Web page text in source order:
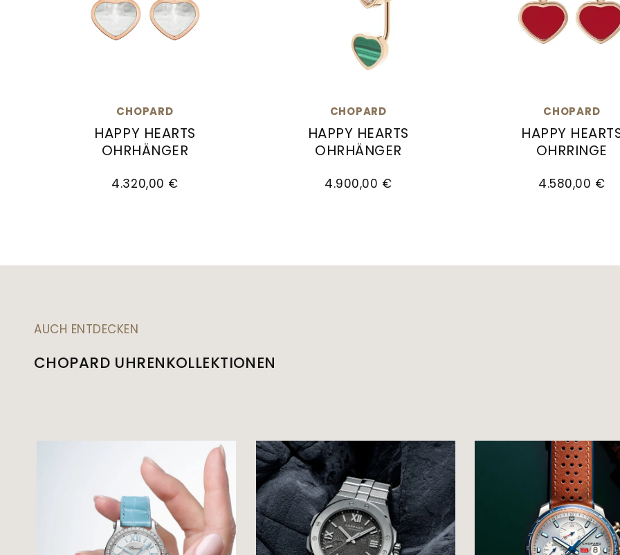
CHOPARD
HAPPY HEARTS
OHRHÄNGER
4.320,00 €
CHOPARD
HAPPY HEARTS
OHRHÄNGER
4.900,00 €
CHOPARD
HAPPY
OHRRINGE
4.580,00 €
AUCH ENTDECKEN
CHOPARD UHRENKOLLEKTIONEN